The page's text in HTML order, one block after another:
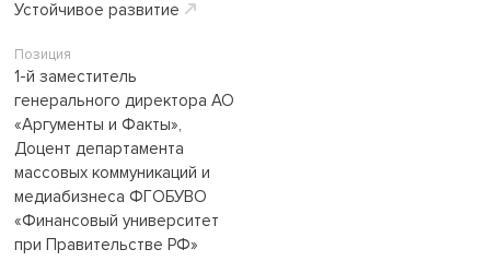
Устойчивое развитие
Позиция
1-й заместитель
генерального директора АО
«Аргументы и Факты»,
Доцент департамента
массовых коммуникаций и
медиабизнеса ФГОБУВО
«Финансовый университет
при Правительстве РФ»